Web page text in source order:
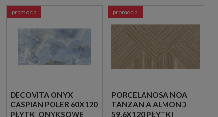
DECOVITA ONYX
CASPIAN POLER 60X120
PŁYTKI ONYKSOWE
promocja
PORCELANOSA NOA
TANZANIA ALMOND
59,6X120 PŁYTKI
promocja